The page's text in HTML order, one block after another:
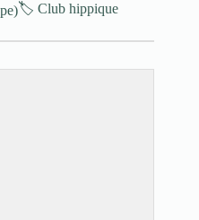
🏷️ Club hippique